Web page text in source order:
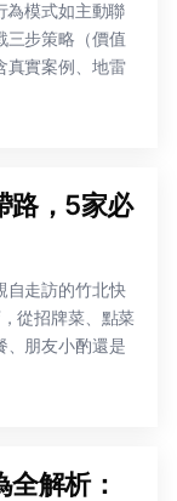
為模式如主動聯
三步策略（價值
真實案例、地雷
路，5家必
自走訪的竹北快
從招牌菜、點菜
、朋友小酌還是
解析：